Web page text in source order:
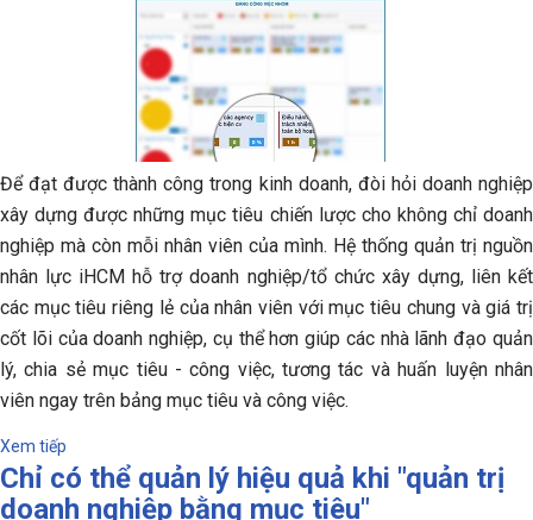
Để đạt được thành công trong kinh doanh, đòi hỏi doanh nghiệp
xây dựng được những mục tiêu chiến lược cho không chỉ doanh
nghiệp mà còn mỗi nhân viên của mình. Hệ thống quản trị nguồn
nhân lực iHCM hỗ trợ doanh nghiệp/tổ chức xây dựng, liên kết
các mục tiêu riêng lẻ của nhân viên với mục tiêu chung và giá trị
cốt lõi của doanh nghiệp, cụ thể hơn giúp các nhà lãnh đạo quản
lý, chia sẻ mục tiêu - công việc, tương tác và huấn luyện nhân
viên ngay trên bảng mục tiêu và công việc.
Xem tiếp
Chỉ có thể quản lý hiệu quả khi "quản trị
doanh nghiệp bằng mục tiêu"